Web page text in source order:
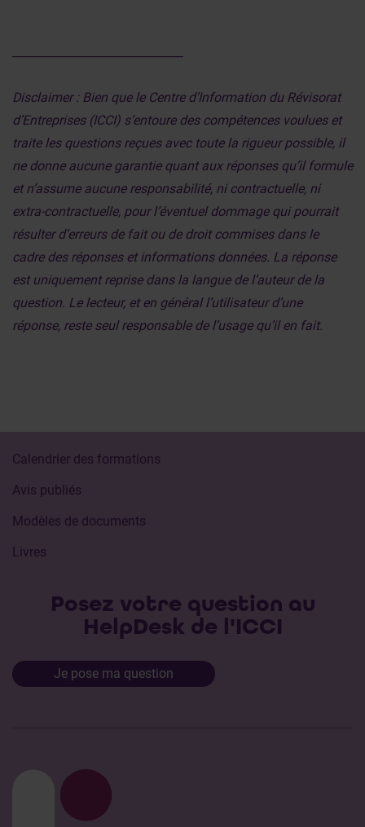
Disclaimer : Bien que le Centre d’Information du Révisorat
d’Entreprises (ICCI) s’entoure des compétences voulues et
traite les questions reçues avec toute la rigueur possible, il
ne donne aucune garantie quant aux réponses qu’il formule
et n’assume aucune responsabilité, ni contractuelle, ni
extra-contractuelle, pour l’éventuel dommage qui pourrait
résulter d’erreurs de fait ou de droit commises dans le
cadre des réponses et informations données. La réponse
est uniquement reprise dans la langue de l’auteur de la
question. Le lecteur, et en général l’utilisateur d’une
réponse, reste seul responsable de l’usage qu’il en fait.
Calendrier des formations
Avis publiés
Modèles de documents
Livres
Posez votre question au
HelpDesk de l'ICCI
Je pose ma question